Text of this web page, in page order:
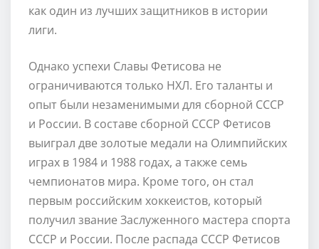
как один из лучших защитников в истории
лиги.
Однако успехи Славы Фетисова не
ограничиваются только НХЛ. Его таланты и
опыт были незаменимыми для сборной СССР
и России. В составе сборной СССР Фетисов
выиграл две золотые медали на Олимпийских
играх в 1984 и 1988 годах, а также семь
чемпионатов мира. Кроме того, он стал
первым российским хоккеистов, который
получил звание Заслуженного мастера спорта
СССР и России. После распада СССР Фетисов